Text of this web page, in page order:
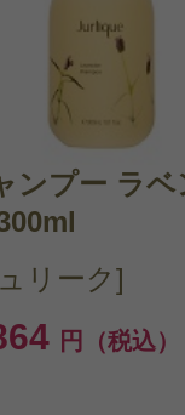
ンプー ラベ
リーク]
円（税込）